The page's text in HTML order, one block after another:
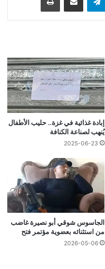
إبادة غذائية في غزة.. حليب الأطفال
يُنهب لصناعة الكنافة
2025-06-23
الجاسوس شوقي أبو نصيرة غاضب
من استثنائه بعضوية مؤتمر فتح
2026-05-06